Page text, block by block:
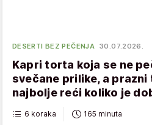
DESERTI BEZ PEČENJA 30.07.2026.
Kapri torta koja se ne
svečane prilike, a prazni
najbolje reći koliko je
6 koraka 165 minuta